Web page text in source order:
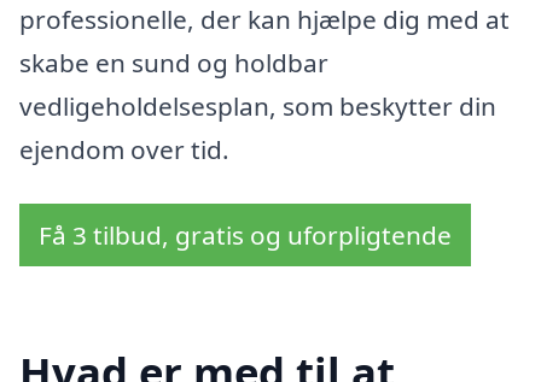
professionelle, der kan hjælpe dig med at
skabe en sund og holdbar
vedligeholdelsesplan, som beskytter din
ejendom over tid.
Få 3 tilbud, gratis og uforpligtende